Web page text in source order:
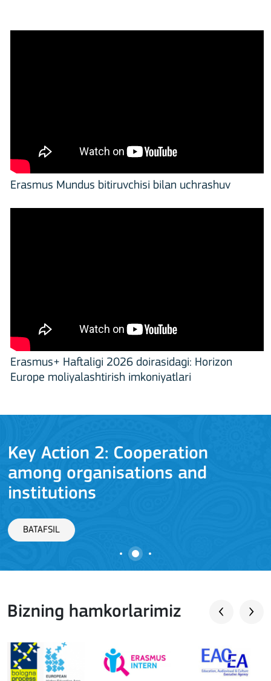
Erasmus Mundus bitiruvchisi bilan uchrashuv
Erasmus+ Haftaligi 2026 doirasidagi: Horizon
Europe moliyalashtirish imkoniyatlari
Key Action 2: Cooperation
among organisations and
institutions
BATAFSIL
Bizning hamkorlarimiz